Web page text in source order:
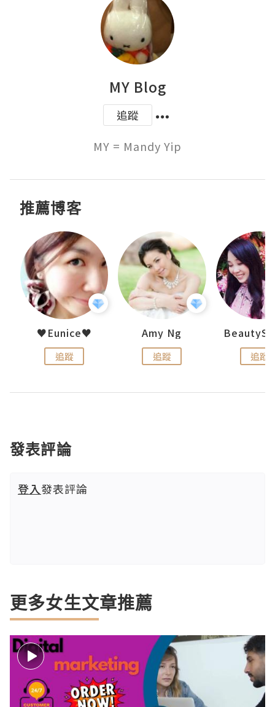
MY Blog
追蹤
MY = Mandy Yip
推薦博客
♥Eunice♥
追蹤
Amy Ng
追蹤 追蹤
發表評論
登入發表評論
更多女生文章推薦